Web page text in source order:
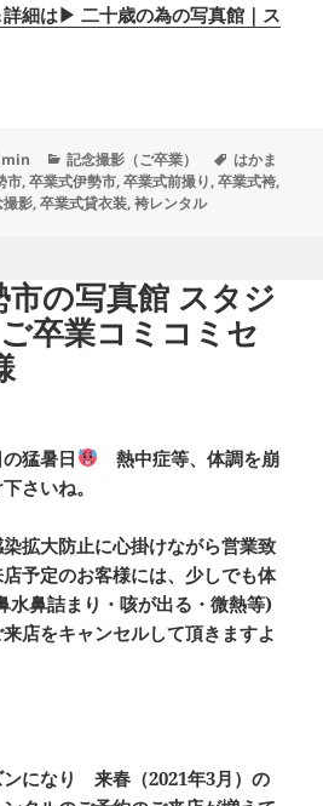
細は▶ 二十歳の為の写真館｜ス
カ
テ
ゴ
記念撮影（ご卒業）
タ
グ
はかま
市,卒業式伊勢市,卒業式前撮り,卒業式袴,
撮影,卒業式貸衣装,袴レンタル
市の写真館 スタジ
卒業コミコミセ
猛暑日
熱中症等、体調を崩
さいね。
拡大防止に心掛けながら営業致
予定のお客様には、少しでも体
水鼻詰まり・咳が出る・微熱等)
店をキャンセルして頂きますよ
ンになり 来春（2021年3月）の